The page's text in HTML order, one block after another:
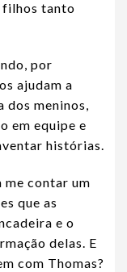
filhos tanto
por
ajudam a
dos meninos,
em equipe e
histórias.
me contar um
que as
e o
delas. E
com Thomas?